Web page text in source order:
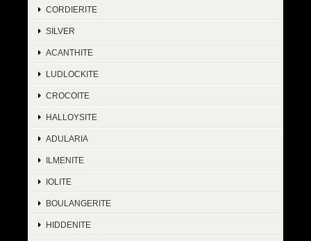
CORDIERITE
SILVER
ACANTHITE
LUDLOCKITE
CROCOITE
HALLOYSITE
ADULARIA
ILMENITE
IOLITE
BOULANGERITE
HIDDENITE